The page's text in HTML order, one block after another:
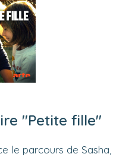
"Petite fille"
le parcours de Sasha,